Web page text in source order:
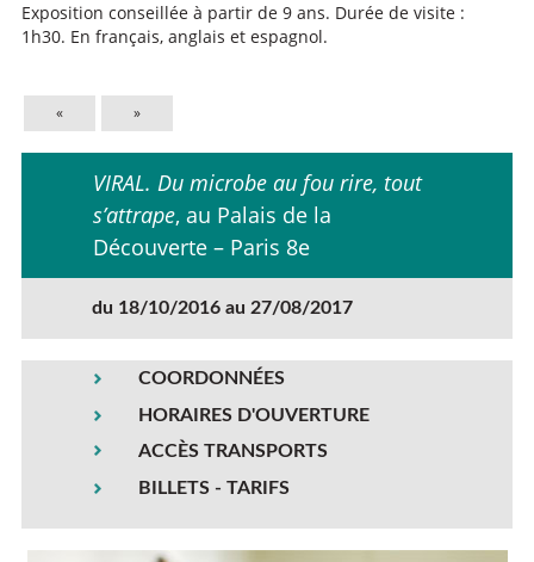
Exposition conseillée à partir de 9 ans. Durée de visite :
1h30. En français, anglais et espagnol.
« »
VIRAL. Du microbe au fou rire, tout
s’attrape, au Palais de la
Découverte – Paris 8e
du 18/10/2016 au 27/08/2017
COORDONNÉES
HORAIRES D'OUVERTURE
ACCÈS TRANSPORTS
BILLETS - TARIFS